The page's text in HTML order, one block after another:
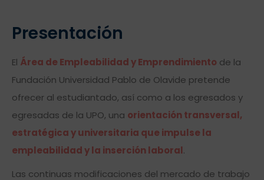
Presentación
El Área de Empleabilidad y Emprendimiento de la
Fundación Universidad Pablo de Olavide pretende
ofrecer al estudiantado, así como a los egresados y
egresadas de la UPO, una orientación transversal,
estratégica y universitaria que impulse la
empleabilidad y la inserción laboral.
Las continuas modificaciones del mercado de trabajo